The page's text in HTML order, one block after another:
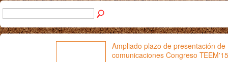
Ampliado plazo de presentación de
comunicaciones Congreso TEEM'15